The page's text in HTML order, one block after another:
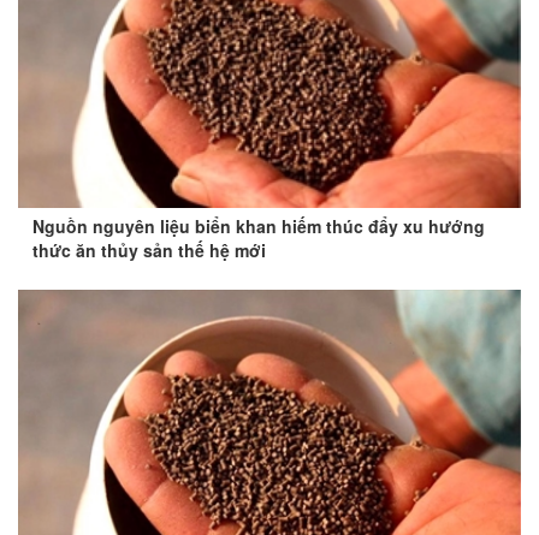
Nguồn nguyên liệu biển khan hiếm thúc đẩy xu hướng
thức ăn thủy sản thế hệ mới